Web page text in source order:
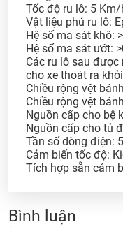
Tốc độ ru lô: 5 Km/
Vật liệu phủ ru lô:
Hệ số ma sát khô:
Hệ số ma sát ướt:
Các ru lô sau
cho xe thoát ra
Chiều rộng vệt
Chiều rộng vệt
Nguồn cấp cho bệ
Nguồn cấp cho tủ
Tần số dòng điện:
Cảm biến tốc độ:
Tích hợp sẵn cảm
Bình luận